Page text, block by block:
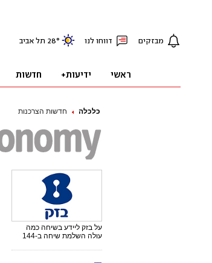
כלכלה חדשות הצרכנות
על בזק ליידע בשיחה כמה
עולה השלמת שיחה ב-144